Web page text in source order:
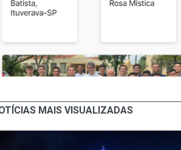
MAIS VISUALIZADAS